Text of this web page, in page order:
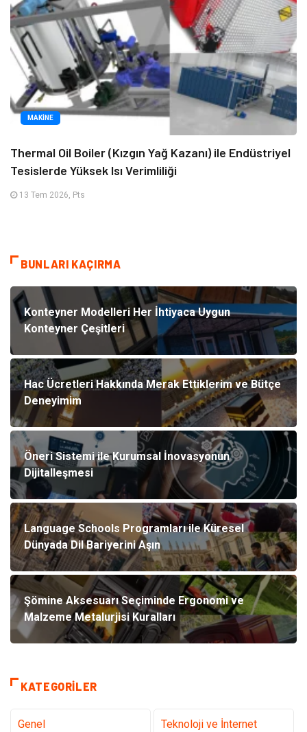
MAKINE
Thermal Oil Boiler (Kızgın Yağ Kazanı) ile Endüstriyel
Tesislerde Yüksek Isı Verimliliği
13 Tem 2026, Pts
BUNLARI KAÇIRMA
Konteyner Modelleri Her İhtiyaca Uygun
Konteyner Çeşitleri
Hac Ücretleri Hakkında Merak Ettiklerim ve Bütçe
Deneyimim
Öneri Sistemi ile Kurumsal İnovasyonun
Dijitalleşmesi
Language Schools Programları ile Küresel
Dünyada Dil Bariyerini Aşın
Şömine Aksesuarı Seçiminde Ergonomi ve
Malzeme Metalurjisi Kuralları
KATEGORILER
Genel Teknoloji ve İnternet